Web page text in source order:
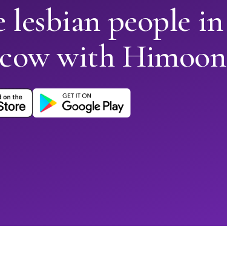
lesbian people in
with Himoon